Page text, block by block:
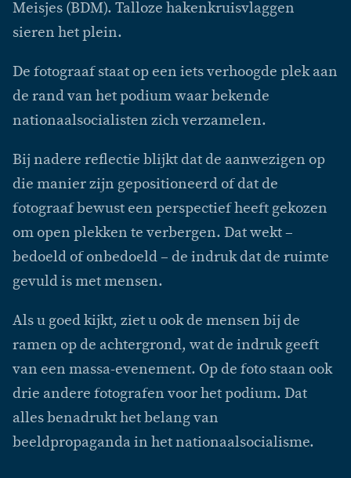
Meisjes (BDM). Talloze hakenkruisvlaggen
sieren het plein.
De fotograaf staat op een iets verhoogde plek aan
de rand van het podium waar bekende
nationaalsocialisten zich verzamelen.
Bij nadere reflectie blijkt dat de aanwezigen op
die manier zijn gepositioneerd of dat de
fotograaf bewust een perspectief heeft gekozen
om open plekken te verbergen. Dat wekt –
bedoeld of onbedoeld – de indruk dat de ruimte
gevuld is met mensen.
Als u goed kijkt, ziet u ook de mensen bij de
ramen op de achtergrond, wat de indruk geeft
van een massa-evenement. Op de foto staan ook
drie andere fotografen voor het podium. Dat
alles benadrukt het belang van
beeldpropaganda in het nationaalsocialisme.